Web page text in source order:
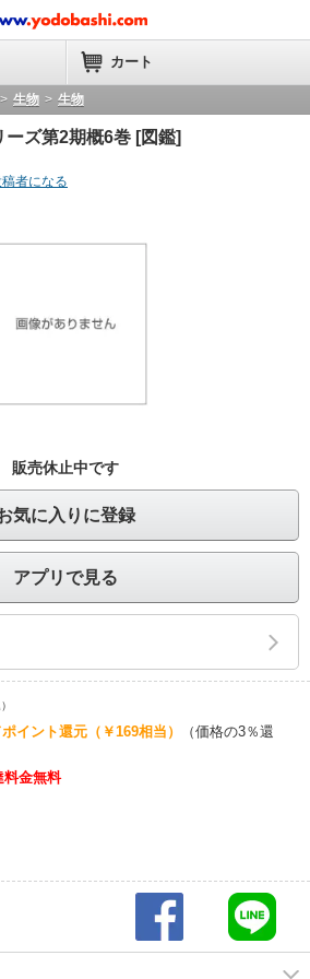
カート
> 生物 > 生物
ズ第2期概6巻 [図鑑]
者になる
販売休止中です
気に入りに登録
アプリで見る
イント還元 （￥169相当）
（価格の3％還
料金無料